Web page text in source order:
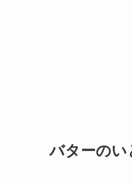
バターのい